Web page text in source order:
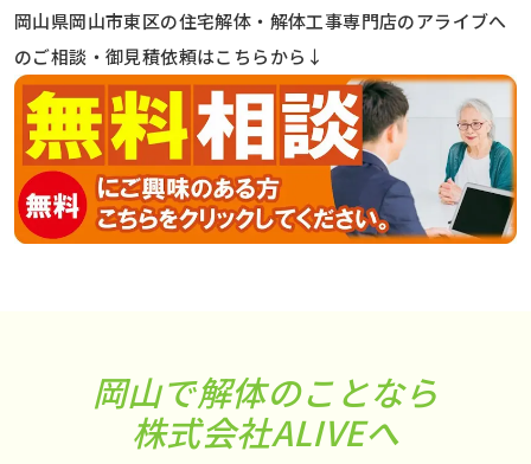
岡山県岡山市東区の住宅解体・解体工事専門店のアライブへ
のご相談・御見積依頼はこちらから↓
岡山で解体のことなら
株式会社ALIVEへ